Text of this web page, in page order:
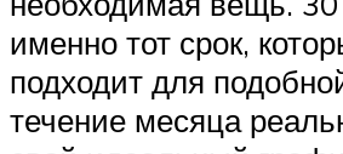
именно тот срок,
подходит для
течение месяца